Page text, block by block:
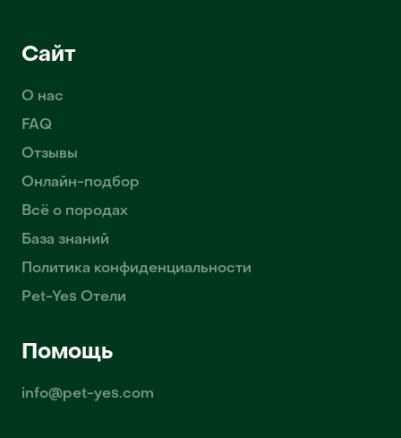
Сайт
О нас
FAQ
Отзывы
Онлайн-подбор
Всё о породах
База знаний
Политика конфиденциальности
Pet-Yes Отели
Помощь
info@pet-yes.com